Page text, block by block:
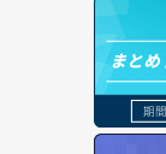
ボリュームイメー
ボリュームタイプ
アタッチ済みボリ
アタッチ済みボリ
コンソールURL発
セキュリティグル
セキュリティグル
セキュリティグル
ヘルスモニタ一覧取
ヘルスモニタ作成
ヘルスモニタ削除
オブジェクトダウ
オブジェクトバー
オブジェクト一覧
ドメイン情報登録
ドメイン詳細取得
レコード一覧取得
まとめ
期